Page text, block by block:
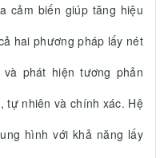
cảm biến giúp tăng hiệu
hai phương pháp lấy nét
phát hiện tương phản
tự nhiên và chính xác. Hệ
hình với khả năng lấy